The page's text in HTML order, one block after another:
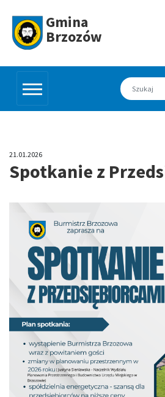
content
Gmina
Brzozów
21.01.2026
Spotkanie z